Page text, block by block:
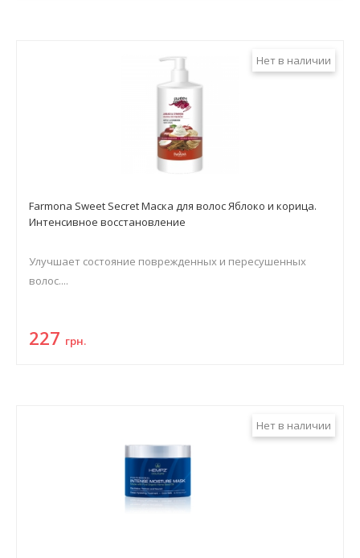
Нет в наличии
Farmona Sweet Secret Маска для волос Яблоко и корица.
Интенсивное восстановление
Улучшает состояние поврежденных и пересушенных
волос....
227 грн.
Нет в наличии